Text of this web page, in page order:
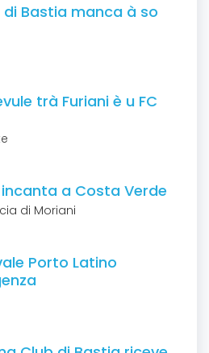
Bastia manca à so
trà Furiani è u FC
a Costa Verde
di Moriani
Porto Latino